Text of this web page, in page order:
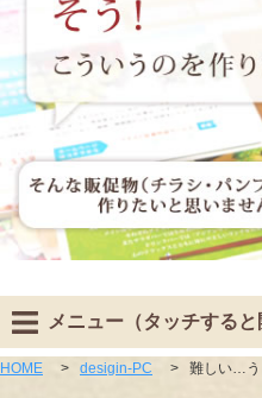
メニュー（タッチすると
HOME > desigin-PC > 難しい…う